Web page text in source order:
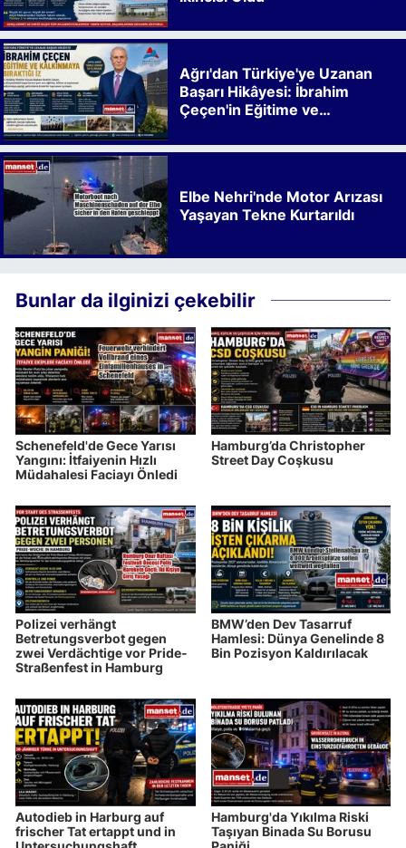
Ağrı'dan Türkiye'ye Uzanan
Başarı Hikâyesi: İbrahim
Çeçen'in Eğitime ve
Elbe Nehri'nde Motor Arızası
Yaşayan Tekne Kurtarıldı
Bunlar da ilginizi çekebilir
Schenefeld'de Gece Yarısı
Yangını: İtfaiyenin Hızlı
Müdahalesi Faciayı Önledi
Hamburg’da Christopher
Street Day Coşkusu
Polizei verhängt
Betretungsverbot gegen
zwei Verdächtige vor Pride-
Straßenfest in Hamburg
BMW’den Dev Tasarruf
Hamlesi: Dünya Genelinde 8
Bin Pozisyon Kaldırılacak
Autodieb in Harburg auf
frischer Tat ertappt und in
Hamburg'da Yıkılma Riski
Taşıyan Binada Su Borusu